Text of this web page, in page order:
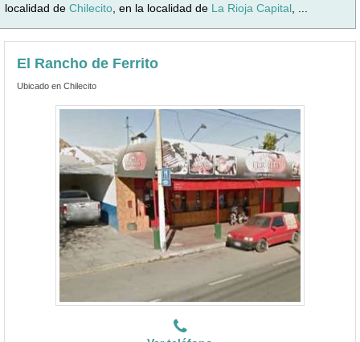
localidad de Chilecito , en la localidad de La Rioja Capital
El Rancho de Ferrito
Ubicado en Chilecito